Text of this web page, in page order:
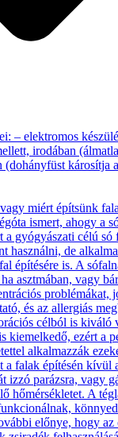
– elektromos
irodában
károsítja
miért építsünk
ismert, ahogy a
gyógyászati célú só
használni, de
építésére is. A
asztmában, vagy
problémákat,
és az allergiás
célból is kiváló
kiemelkedő, ezért a
alkalmazzák
a falak építésén kívül
izzó parázsra, vagy
hőmérsékletet. A
előnye, hogy az